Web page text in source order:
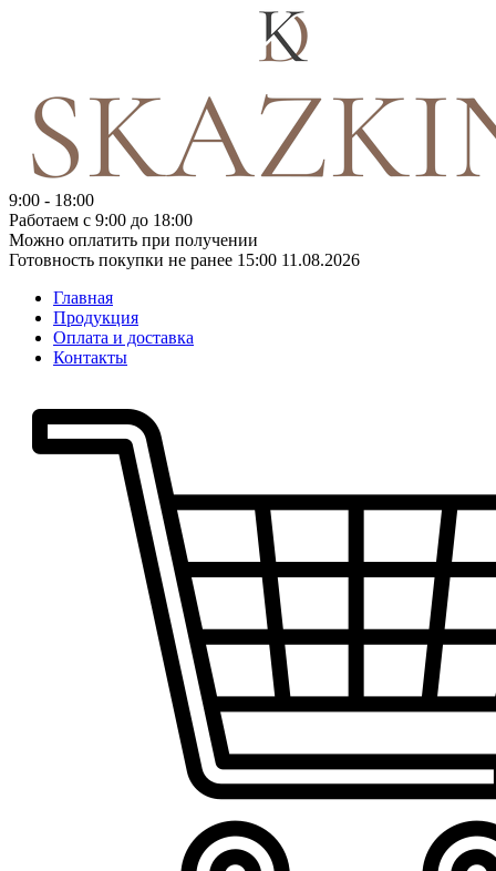
9:00 - 18:00
Работаем с 9:00 до 18:00
Можно оплатить при получении
Готовность покупки не ранее 15:00 11.08.2026
Главная
Продукция
Оплата и доставка
Контакты